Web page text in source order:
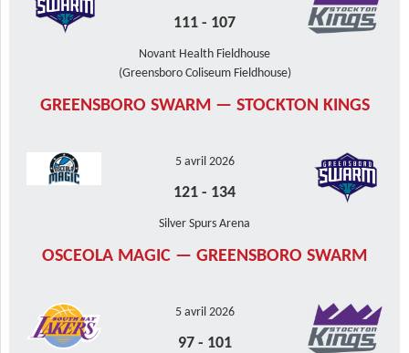
111 - 107
Novant Health Fieldhouse
(Greensboro Coliseum Fieldhouse)
GREENSBORO SWARM — STOCKTON KINGS
5 avril 2026
121 - 134
Silver Spurs Arena
OSCEOLA MAGIC — GREENSBORO SWARM
5 avril 2026
97- 101